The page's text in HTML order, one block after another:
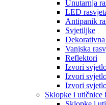
Unutarnja
LED
Antipanik
Svjetiljke
Dekorativna
Vanjska
Reflektori
Izvori
Izvori
Izvori
Sklopke i utičnice